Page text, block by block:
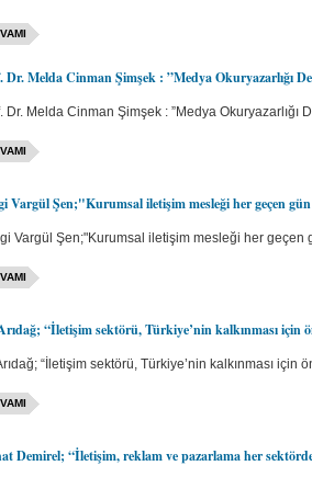
Dr. Melda Cinman Şimşek : ”Medya Okuryazarlığı
Dr. Melda Cinman Şimşek : ”Medya Okuryazarlığı
Vargül Şen;"Kurumsal iletişim mesleği her geçen
Vargül Şen;"Kurumsal iletişim mesleği her
“İletişim sektörü, Türkiye’nin kalkınması
Arıdağ; “İletişim sektörü, Türkiye’nin kalkınması
Demirel; “İletişim, reklam ve pazarlama her